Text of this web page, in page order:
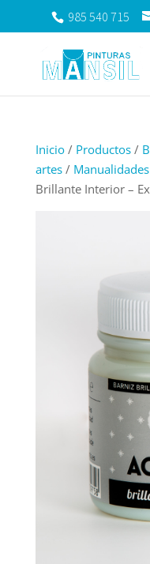
985 540 715
Inicio/ Productos/
artes/ Manualidades
Brillante Interior –